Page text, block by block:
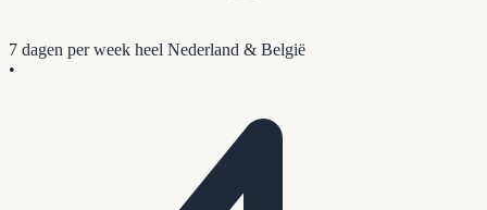
7 dagen per week heel Nederland & België
•